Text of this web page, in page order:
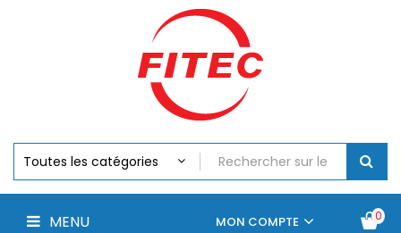
MENU 0
MON COMPTE
Chargeurs
Accus
Perceuse,
Visseuse
Batteries